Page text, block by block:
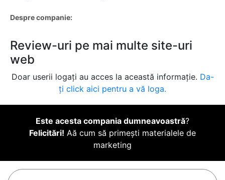
Despre companie:
Review-uri pe mai multe site-uri
web
Doar userii logați au acces la această informație. Da-
ți click aici pentru a vă loga.
Este acesta compania dumneavoastră?
Felicitări! Aă cum să primești materialele de
marketing